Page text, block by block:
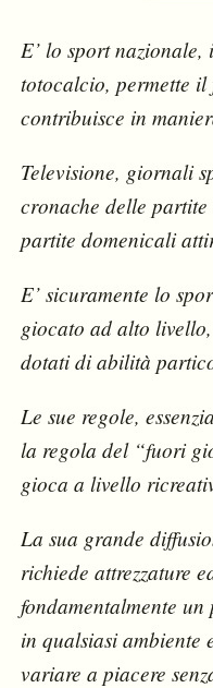
E’ lo sport
totocalcio, permette il
contribuisce in
Televisione, giornali
cronache delle
partite domenicali
E’ sicuramente lo
giocato ad alto
dotati di abilità
Le sue regole,
la regola del “fuori
gioca a livello
La sua grande
richiede attrezzature
fondamentalmente
in qualsiasi ambiente
variare a piacere